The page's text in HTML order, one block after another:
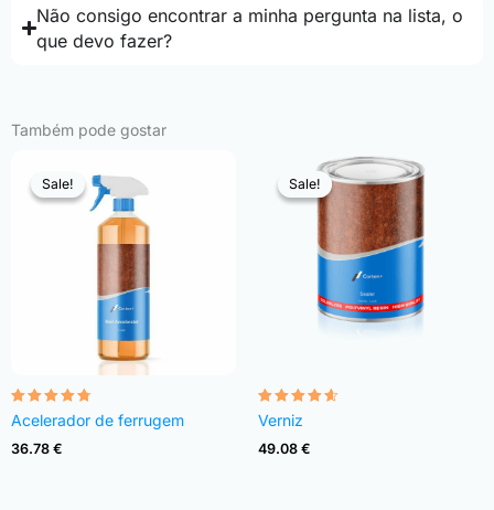
Não consigo encontrar a minha pergunta na lista, o
que devo fazer?
Também pode gostar
Sale!
Sale!
Avaliação
4.68
de 5
Acelerador de ferrugem
36.78 €
Sale!
Sale!
Avaliação
4.54
de 5
Verniz
49.08 €